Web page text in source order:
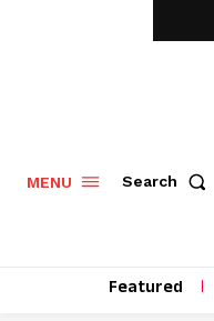
MENU Search
Featured